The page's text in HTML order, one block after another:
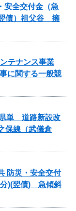
安全交付金（急
債）祖父谷 擁
テナンス事業
に関する一般競
県単 道路新設改
保線（武儀倉
防災・安全交付
分)(翌債) 急傾斜